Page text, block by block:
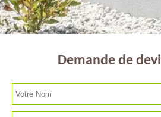
Demande de